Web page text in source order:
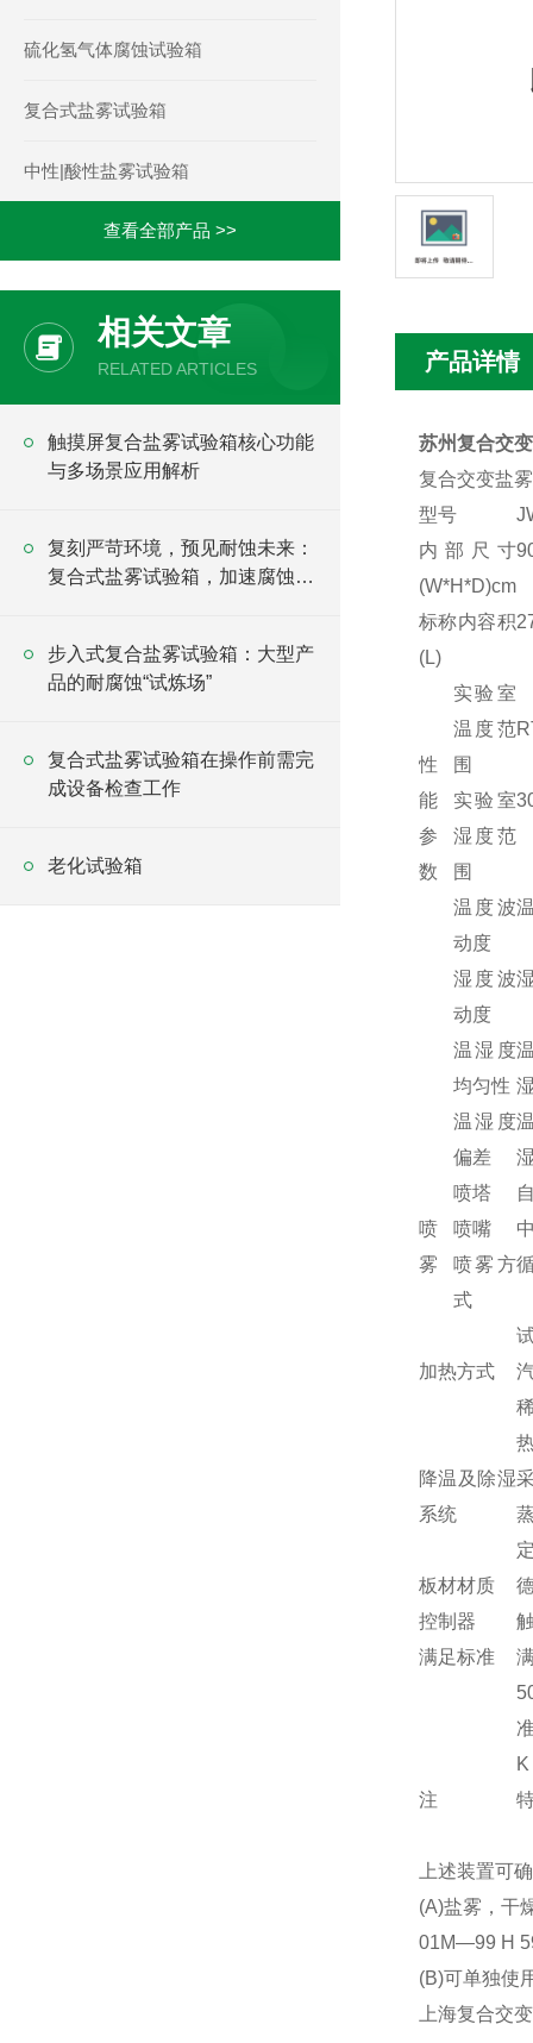
硫化氢气体腐蚀试验箱
复合式盐雾试验箱
中性|酸性盐雾试验箱
查看全部产品 >>
相关文章
RELATED ARTICLES
触摸屏复合盐雾试验箱核心功能
与多场景应用解析
复刻严苛环境，预见耐蚀未来：
复合式盐雾试验箱，加速腐蚀验
步入式复合盐雾试验箱：大型产
品的耐腐蚀“试炼场”
复合式盐雾试验箱在操作前需完
成设备检查工作
老化试验箱
产品详情
苏州复合交
复合交变盐
型号
内部尺寸
(W*H*D)cm
标称内容积
(L)
性
能
参
数
实验室
温度范
围
实验室
湿度范
围
温度波
动度
湿度波
动度
温湿度
均匀性
温湿度
偏差
喷
雾
喷塔
喷嘴
喷雾方
式
加热方式
降温及除湿
系统
板材材质
控制器
满足标准
注
上述装置可
(A)盐雾，干
01M—99 H
(B)可单独使
上海复合交